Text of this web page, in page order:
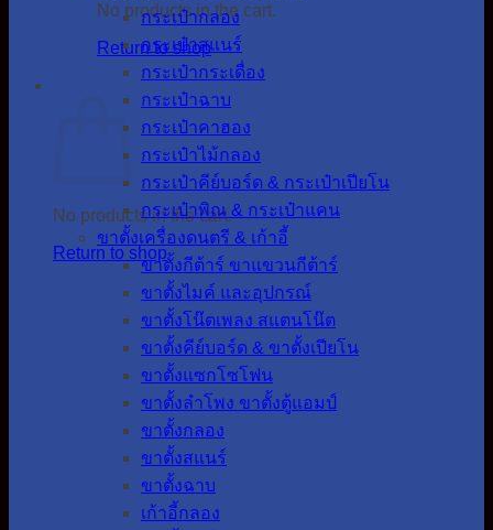
No products in the cart.
Return to shop
No products in the cart.
Return to shop
กระเป๋ากลอง
กระเป๋าสแนร์
กระเป๋ากระเดื่อง
กระเป๋าฉาบ
กระเป๋าคาฮอง
กระเป๋าไม้กลอง
กระเป๋าคีย์บอร์ด & กระเป๋าเปียโน
กระเป๋าพิณ & กระเป๋าแคน
ขาตั้งเครื่องดนตรี & เก้าอี้
ขาตั้งกีต้าร์ ขาแขวนกีต้าร์
ขาตั้งไมค์ และอุปกรณ์
ขาตั้งโน๊ตเพลง สแตนโน๊ต
ขาตั้งคีย์บอร์ด & ขาตั้งเปียโน
ขาตั้งแซกโซโฟน
ขาตั้งลำโพง ขาตั้งตู้แอมป์
ขาตั้งกลอง
ขาตั้งสแนร์
ขาตั้งฉาบ
เก้าอี้กลอง